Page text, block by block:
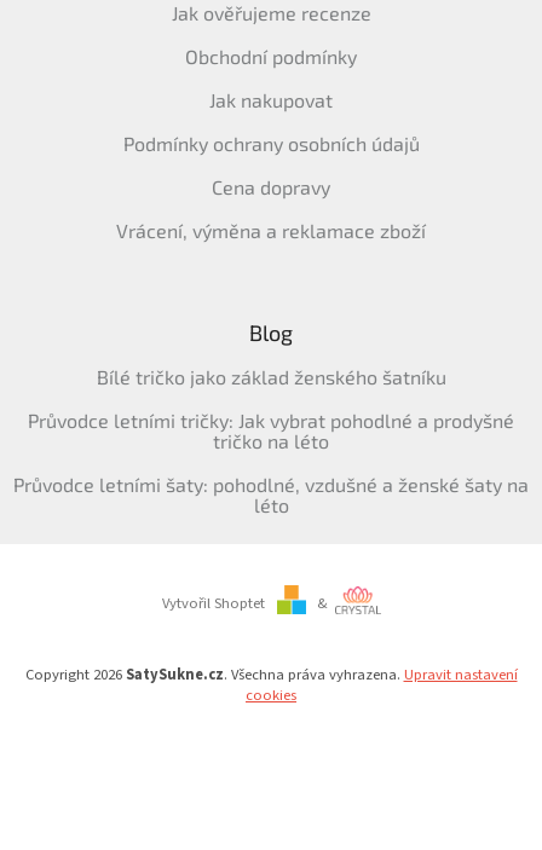
Jak ověřujeme recenze
Obchodní podmínky
Jak nakupovat
Podmínky ochrany osobních údajů
Cena dopravy
Vrácení, výměna a reklamace zboží
Blog
Bílé tričko jako základ ženského šatníku
Průvodce letními tričky: Jak vybrat pohodlné a prodyšné
tričko na léto
Průvodce letními šaty: pohodlné, vzdušné a ženské šaty na
léto
Vytvořil Shoptet &
Copyright 2026 SatySukne.cz. Všechna práva vyhrazena. Upravit nastavení
cookies